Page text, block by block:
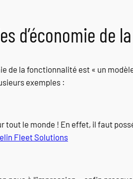
d’économie de
de la fonctionnalité est « un
exemples :
tout le monde ! En effet, il faut
Fleet Solutions